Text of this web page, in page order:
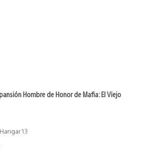
Hombre de Honor de Mafia: El Viejo
13